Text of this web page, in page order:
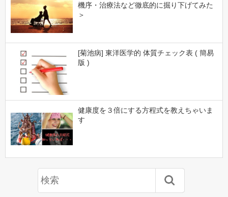
機序・治療法など徹底的に掘り下げてみた
＞
[菊池病] 東洋医学的 体質チェック表 ( 簡易
版 )
健康度を３倍にする方程式を教えちゃいま
す